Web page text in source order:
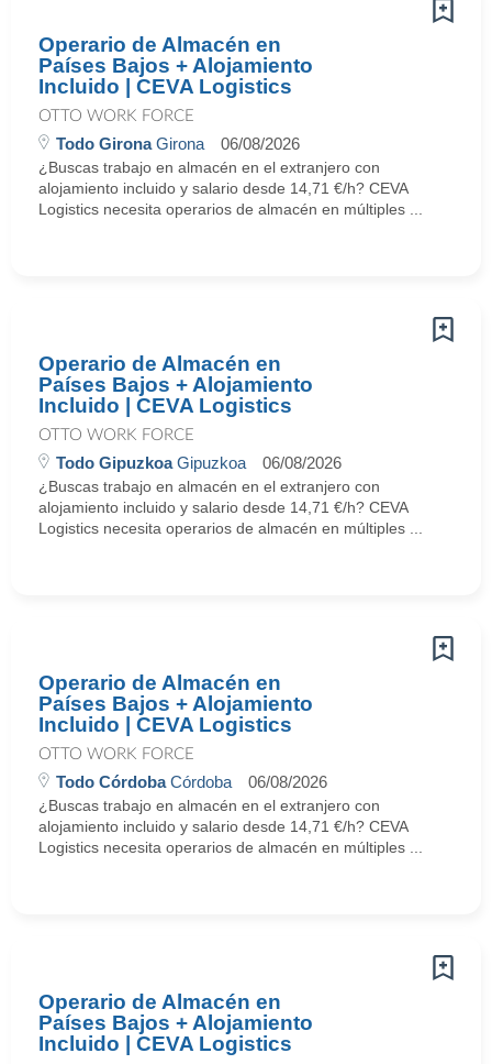
Operario de Almacén en
Países Bajos + Alojamiento
Incluido | CEVA Logistics
OTTO WORK FORCE
Todo GironaGirona 06/08/2026
¿Buscas trabajo en almacén en el extranjero con
alojamiento incluido y salario desde 14,71 €/h? CEVA
Logistics necesita operarios de almacén en múltiples ...
Operario de Almacén en
Países Bajos + Alojamiento
Incluido | CEVA Logistics
OTTO WORK FORCE
Todo GipuzkoaGipuzkoa 06/08/2026
¿Buscas trabajo en almacén en el extranjero con
alojamiento incluido y salario desde 14,71 €/h? CEVA
Logistics necesita operarios de almacén en múltiples ...
Operario de Almacén en
Países Bajos + Alojamiento
Incluido | CEVA Logistics
OTTO WORK FORCE
Todo CórdobaCórdoba 06/08/2026
¿Buscas trabajo en almacén en el extranjero con
alojamiento incluido y salario desde 14,71 €/h? CEVA
Logistics necesita operarios de almacén en múltiples ...
Operario de Almacén en
Países Bajos + Alojamiento
Incluido | CEVA Logistics